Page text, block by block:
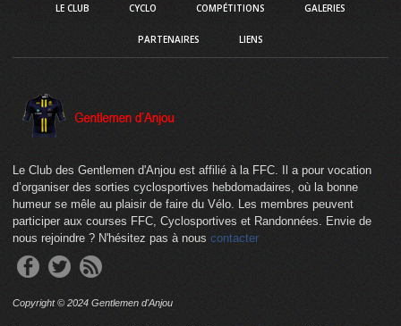
LE CLUB CYCLO COMPÉTITIONS GALERIES
PARTENAIRES LIENS
Le Club des Gentlemen d'Anjou est affilié à la FFC. Il a pour vocation
d’organiser des sorties cyclosportives hebdomadaires, où la bonne
humeur se mêle au plaisir de faire du Vélo. Les membres peuvent
participer aux courses FFC, Cyclosportives et Randonnées. Envie de
nous rejoindre ? N'hésitez pas à nous contacter
Copyright © 2024 Gentlemen d'Anjou